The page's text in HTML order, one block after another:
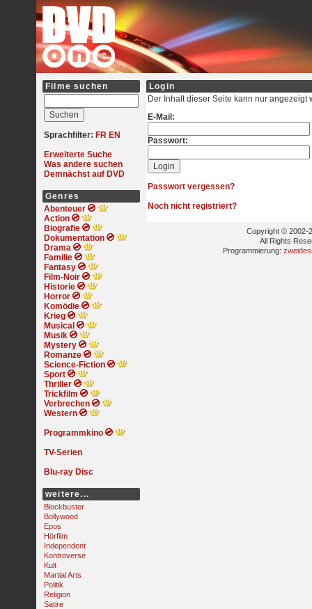
Filme suchen
Sprachfilter: FR EN
Erweiterte Suche
Was andere suchen
Demnächst auf DVD
Genres
Abenteuer
Action
Biografie
Dokumentation
Drama
Familie
Fantasy
Film-Noir
Historie
Horror
Komödie
Krieg
Musical
Musik
Mystery
Romanze
Science-Fiction
Sport
Thriller
Trickfilm
Verbrechen
Western
Programmkino
TV-Serien
Blu-ray Disc
weitere...
Blockbuster
Bollywood
Epos
Hörfilm
Independent
Kontroverse
Kult
Martial Arts
Politik
Religion
Satire
Login
Der Inhalt dieser Seite kann nur
E-Mail:
Passwort:
Passwort vergessen?
Noch nicht registriert?
Copyright © 2002-
All Rights
Programmierung: